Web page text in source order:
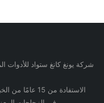
الاستفادة من